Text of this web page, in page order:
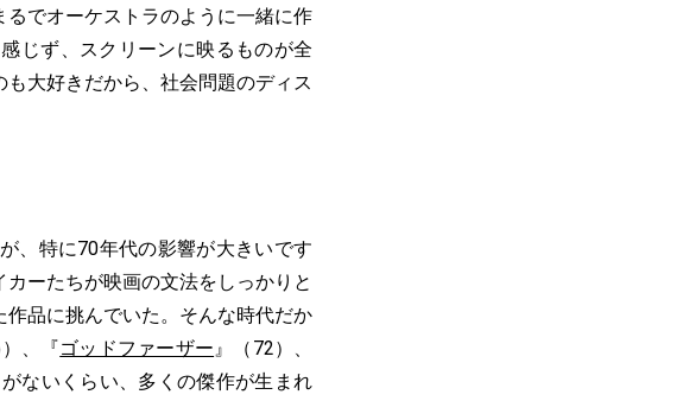
でオーケストラのように一緒に作
じず、スクリーンに映るものが全
大好きだから、社会問題のディス
、特に70年代の影響が大きいです
ーたちが映画の文法をしっかりと
品に挑んでいた。そんな時代だか
、『ゴッドファーザー 』（72）、
ないくらい、多くの傑作が生まれ